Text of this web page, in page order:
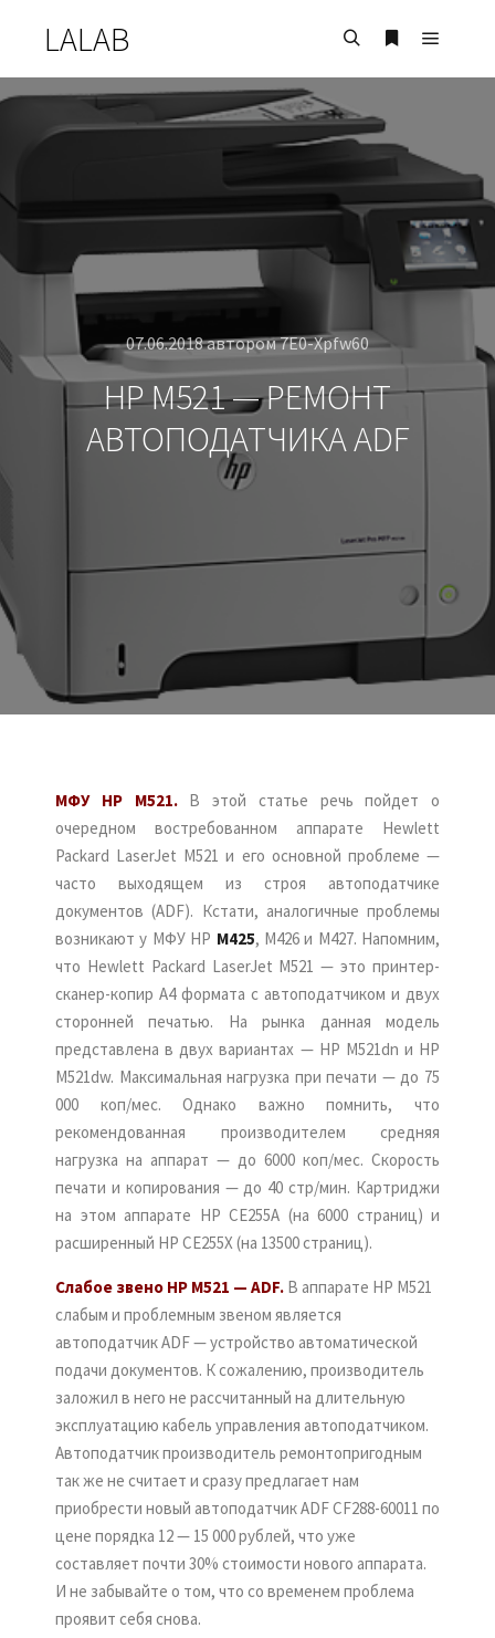
LALAB
07.06.2018автором7E0-Xpfw60
HP M521 — РЕМОНТ
АВТОПОДАТЧИКА ADF
МФУ HP M521.В этой статье речь пойдет о
очередном востребованном аппарате Hewlett
Packard LaserJet M521 и его основной проблеме —
часто выходящем из строя автоподатчике
документов (ADF). Кстати, аналогичные проблемы
возникают у МФУ HP M425, M426 и M427. Напомним,
что Hewlett Packard LaserJet M521 — это принтер-
сканер-копир А4 формата с автоподатчиком и двух
сторонней печатью. На рынка данная модель
представлена в двух вариантах — HP M521dn и HP
M521dw. Максимальная нагрузка при печати — до 75
000 коп/мес. Однако важно помнить, что
рекомендованная производителем средняя
нагрузка на аппарат — до 6000 коп/мес. Скорость
печати и копирования — до 40 стр/мин. Картриджи
на этом аппарате HP CE255A (на 6000 страниц) и
расширенный HP CE255X (на 13500 страниц).
Слабое звено HP M521 — ADF. В аппарате HP M521
слабым и проблемным звеном является
автоподатчик ADF — устройство автоматической
подачи документов. К сожалению, производитель
заложил в него не рассчитанный на длительную
эксплуатацию кабель управления автоподатчиком.
Автоподатчик производитель ремонтопригодным
так же не считает и сразу предлагает нам
приобрести новый автоподатчик ADF CF288-60011 по
цене порядка 12 — 15 000 рублей, что уже
составляет почти 30% стоимости нового аппарата.
И не забывайте о том, что со временем проблема
проявит себя снова.